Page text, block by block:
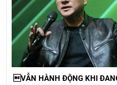
VẪN HÀNH ĐỘNG KHI